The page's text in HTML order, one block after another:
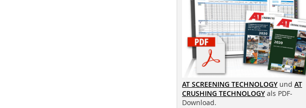
AT SCREENING TECHNOLOGY und AT
CRUSHING TECHNOLOGY als PDF-
Download.